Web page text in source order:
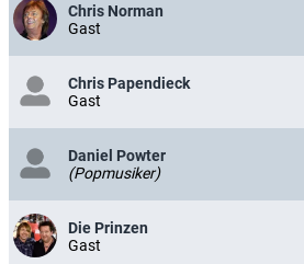
Chris Norman
Gast
Chris Papendieck
Gast
Daniel Powter
(Popmusiker)
Die Prinzen
Gast